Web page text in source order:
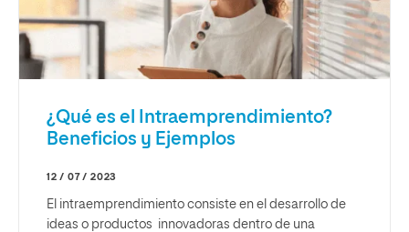
¿Qué es el Intraemprendimiento?
Beneficios y Ejemplos
12 / 07 / 2023
El intraemprendimiento consiste en el desarrollo de
ideas o productos innovadoras dentro de una